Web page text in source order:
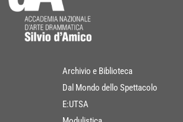
Archivio e Biblioteca
Dal Mondo dello Spettacolo
E:UTSA